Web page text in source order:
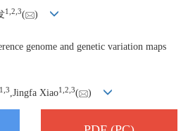
1, 2, 3( )
genome and genetic variation maps
1, 3,Jingfa Xiao1, 2, 3( )